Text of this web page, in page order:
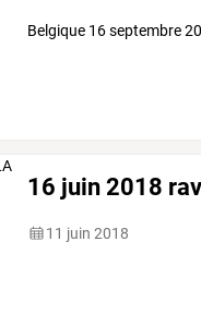
Belgique 16 septembre
16 juin 2018
11 juin 2018